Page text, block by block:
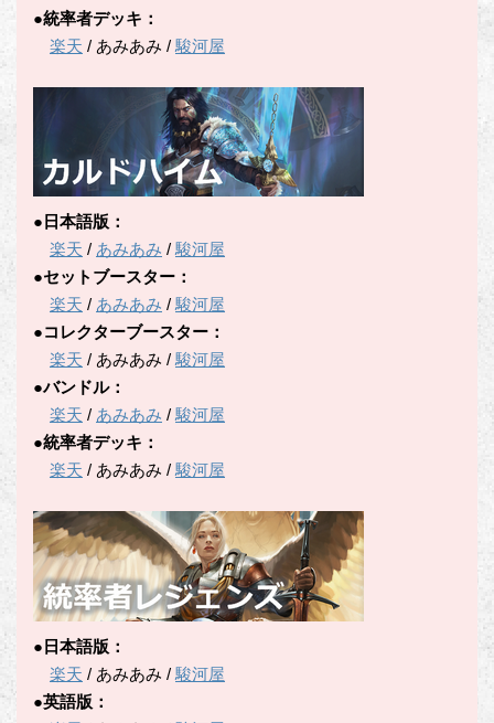
●統率者デッキ：
楽天 / あみあみ /駿河屋
●日本語版：
楽天 / あみあみ /駿河屋
●セットブースター：
楽天 / あみあみ /駿河屋
●コレクターブースター：
楽天 / あみあみ /駿河屋
●バンドル：
楽天 / あみあみ /駿河屋
●統率者デッキ：
楽天 / あみあみ /駿河屋
●日本語版：
楽天 / あみあみ /駿河屋
●英語版：